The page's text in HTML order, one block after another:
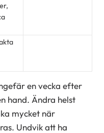
en vecka efter
hand. Ändra helst
mycket när
Undvik att ha